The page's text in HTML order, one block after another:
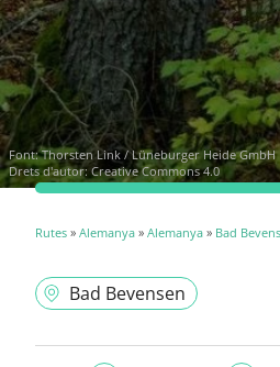
Font:Thorsten Link / Lüneburger Heide GmbH
Drets d'autor: Creative Commons 4.0
Rutes » Alemanya » Alemanya » Bad
Bad Bevensen